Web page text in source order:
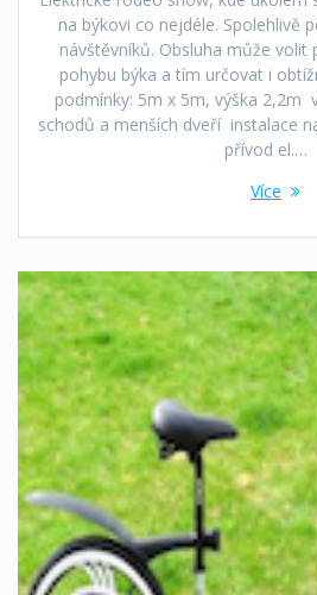
na býkovi co nejdéle. Spolehlivě
návštěvníků. Obsluha může volit
pohybu býka a tím určovat i
podmínky: 5m x 5m, výška 2,2m
schodů a menších dveří instalace
přívod el.…
Více